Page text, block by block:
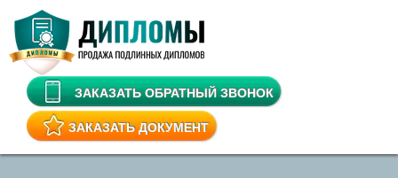
ЗАКАЗАТЬ ОБРАТНЫЙ ЗВОНОК
ЗАКАЗАТЬ ДОКУМЕНТ